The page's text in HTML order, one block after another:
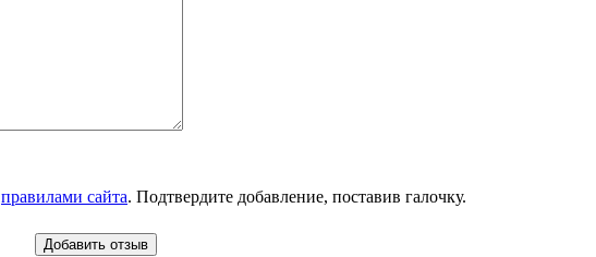
правилами сайта. Подтвердите добавление, поставив галочку.
Добавить отзыв